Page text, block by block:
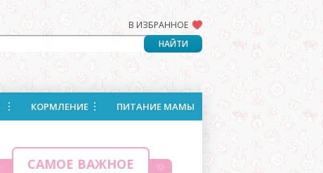
В ИЗБРАННОЕ
КОРМЛЕНИЕ ПИТАНИЕ МАМЫ
САМОЕ ВАЖНОЕ